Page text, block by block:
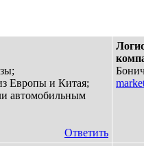
Европы и Китая;
автомобильным
Ответить